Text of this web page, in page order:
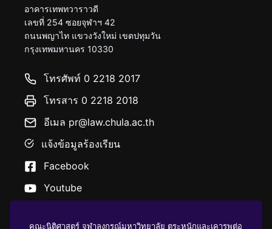
อาคารเทพทวาราวดี
เลขที่ 254 ซอยจุฬาฯ 42
ถนนพญาไท แขวงวังใหม่ เขตปทุมวัน
กรุงเทพมหานคร 10330
โทรศัพท์ 0 2218 2017
โทรสาร 0 2218 2018
อีเมล pr@law.chula.ac.th
แจ้งข้อมูลร้องเรียน
Facebook
Youtube
คณะนิติศาสตร์ จุฬาลงกรณ์มหาวิทยาลัย ตระหนักและเคารพต่อ